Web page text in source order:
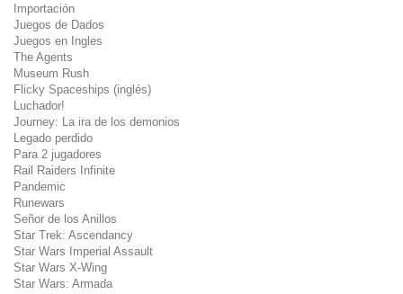
Importación
Juegos de Dados
Juegos en Ingles
The Agents
Museum Rush
Flicky Spaceships (inglés)
Luchador!
Journey: La ira de los demonios
Legado perdido
Para 2 jugadores
Rail Raiders Infinite
Pandemic
Runewars
Señor de los Anillos
Star Trek: Ascendancy
Star Wars Imperial Assault
Star Wars X-Wing
Star Wars: Armada